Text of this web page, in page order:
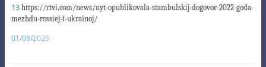
13https://rtvi.com/news/nyt-opublikovala-stambulskij-dogovor-2022-goda-
mezhdu-rossiej-i-ukrainoj/
01/08/2025